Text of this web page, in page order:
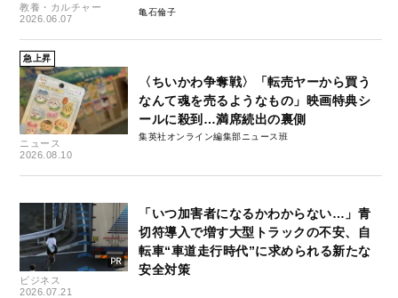
教養・カルチャー
2026.06.07
亀石倫子
急上昇
ニュース
2026.08.10
〈ちいかわ争奪戦〉「転売ヤーから買う
なんて魂を売るようなもの」映画特典シ
ールに殺到…満席続出の裏側
集英社オンライン編集部ニュース班
ビジネス
2026.07.21
「いつ加害者になるかわからない…」青
切符導入で増す大型トラックの不安、自
転車“車道走行時代”に求められる新たな
安全対策